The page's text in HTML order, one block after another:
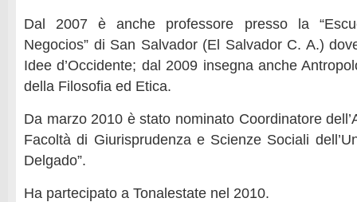
Dal 2007 è anche professore presso la
Negocios” di San Salvador (El Salvador C. A.)
Idee d’Occidente; dal 2009 insegna anche
della Filosofia ed Etica.
Da marzo 2010 è stato nominato Coordinatore
Facoltà di Giurisprudenza e Scienze Sociali
Delgado”.
Ha partecipato a Tonalestate nel 2010.